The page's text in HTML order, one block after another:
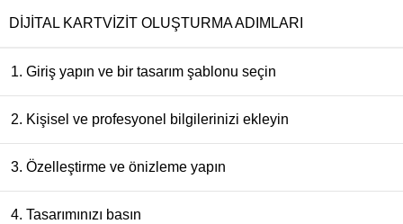
DIJITAL KARTVIZIT OLUŞTURMA ADIMLARI
1. Giriş yapın ve bir tasarım şablonu seçin
2. Kişisel ve profesyonel bilgilerinizi ekleyin
3. Özelleştirme ve önizleme yapın
4. Tasarımınızı basın